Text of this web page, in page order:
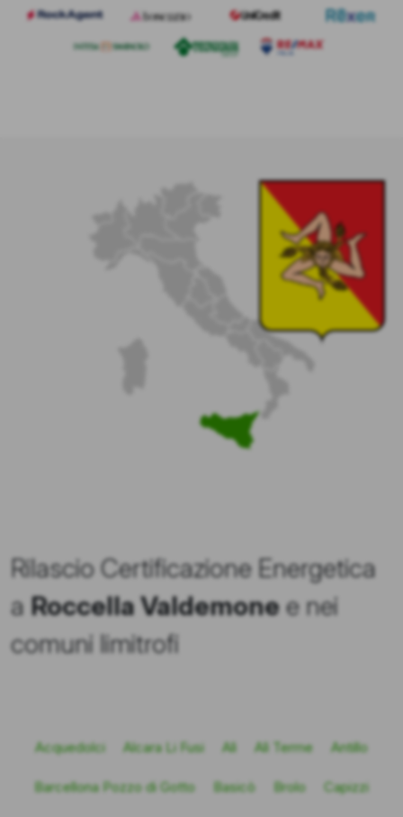
Rilascio Certificazione Energetica
a Roccella Valdemonee nei
comuni limitrofi
Acquedolci Alcara Li Fusi Alì Alì Terme Antillo
Barcellona Pozzo di Gotto Basicò Brolo Capizzi